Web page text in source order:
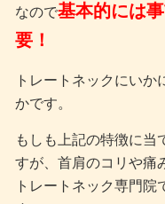
なので基本的には
要！
トレートネックにい
かです。
もしも上記の特徴に当
すが、首肩のコリや痛
トレートネック専門院